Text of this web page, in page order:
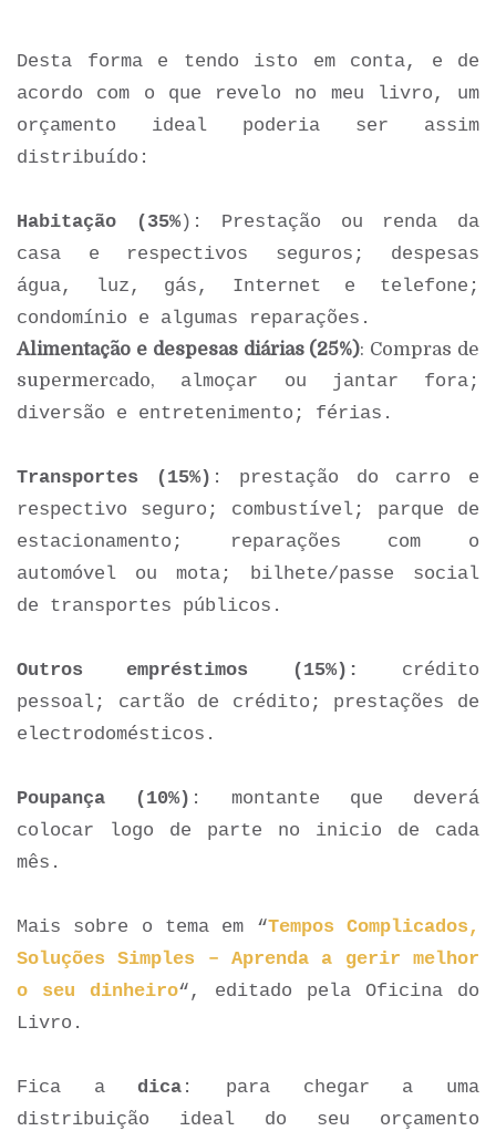
Desta forma e tendo isto em conta, e de
acordo com o que revelo no meu livro, um
orçamento ideal poderia ser assim
distribuído:
Habitação (35%) : Prestação ou renda da
casa e respectivos seguros; despesas
água, luz, gás, Internet e telefone;
condomínio e algumas reparações.
Alimentação e despesas diárias (25%): Compras de
supermercado, almoçar ou jantar fora;
diversão e entretenimento; férias.
Transportes (15%) : prestação do carro e
respectivo seguro; combustível; parque de
estacionamento; reparações com o
automóvel ou mota; bilhete/passe social
de transportes públicos.
Outros empréstimos (15%):
crédito
pessoal; cartão de crédito; prestações de
electrodomésticos.
Poupança (10%) : montante que deverá
colocar logo de parte no inicio de cada
mês.
Mais sobre o tema em “Tempos Complicados,
Soluções Simples – Aprenda a gerir melhor
o seu dinheiro“, editado pela Oficina do
Livro.
Fica adica : para chegar a uma
distribuição ideal do seu orçamento